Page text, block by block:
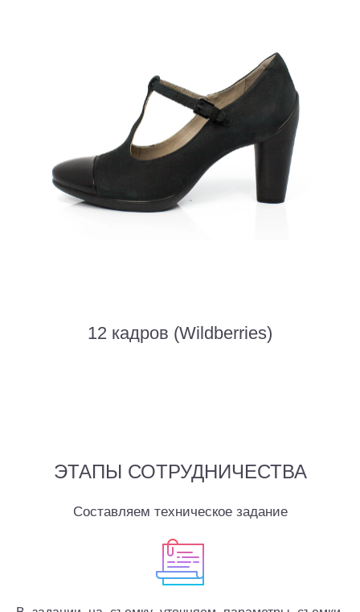
12 кадров (Wildberries)
ЭТАПЫ СОТРУДНИЧЕСТВА
Составляем техническое задание